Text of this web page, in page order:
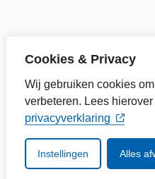
Cookies & Privacy
Wij gebruiken cookies
verbeteren. Lees
privacyverklaring
Instellingen Alles